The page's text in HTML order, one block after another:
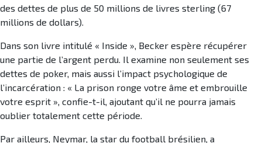
des dettes de plus de 50 millions de livres sterling (67
millions de dollars).
Dans son livre intitulé « Inside », Becker espère récupérer
une partie de l’argent perdu. Il examine non seulement ses
dettes de poker, mais aussi l’impact psychologique de
l’incarcération : « La prison ronge votre âme et embrouille
votre esprit », confie-t-il, ajoutant qu’il ne pourra jamais
oublier totalement cette période.
Par ailleurs, Neymar, la star du football brésilien, a